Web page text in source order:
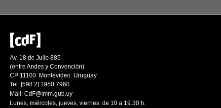
Av. 18 de Julio 885
(entre Andes y Convención)
CP 11100. Montevideo. Uruguay
Tel: [598 2] 1950 7960
Mail: CdF@imm.gub.uy
Lunes, miércoles, jueves, viernes: de 10 a 19.30 h.